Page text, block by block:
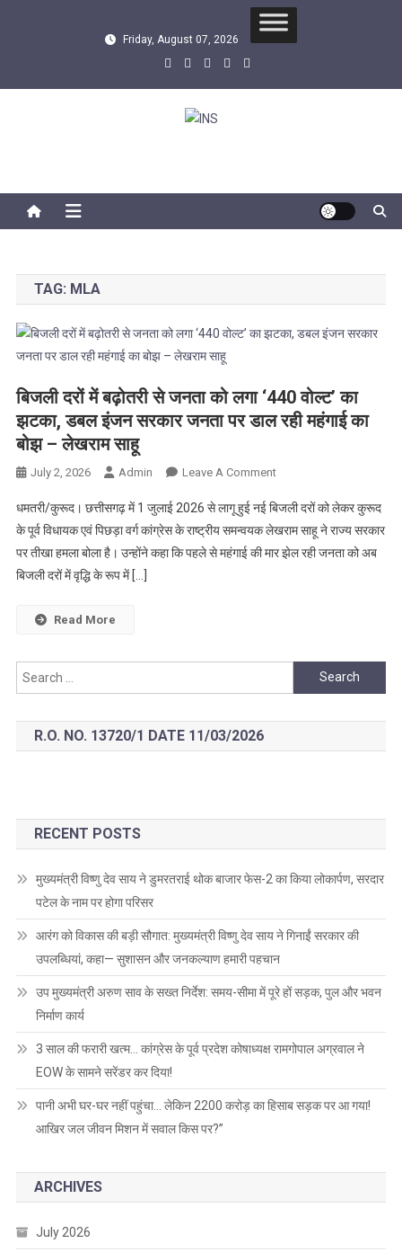
Friday, August 07, 2026
TAG: MLA
बिजली दरों में बढ़ोतरी से जनता को लगा ‘440 वोल्ट’ का
झटका, डबल इंजन सरकार जनता पर डाल रही महंगाई का
बोझ – लेखराम साहू
July 2, 2026 Admin Leave A CommentOn
दरों
में
बढ़ोतरी
झटका,
पर
महंगाई
बोझ
लेखराम
साहू
धमतरी/कुरूद। छत्तीसगढ़ में 1 जुलाई 2026 से लागू हुई नई बिजली दरों को लेकर कुरूद
के पूर्व विधायक एवं पिछड़ा वर्ग कांग्रेस के राष्ट्रीय समन्वयक लेखराम साहू ने राज्य सरकार
पर तीखा हमला बोला है। उन्होंने कहा कि पहले से महंगाई की मार झेल रही जनता को अब
बिजली दरों में वृद्धि के रूप में […]
Read More
Search
for:
R.O. NO. 13720/1 DATE 11/03/2026
RECENT POSTS
मुख्यमंत्री विष्णु देव साय ने डुमरतराई थोक बाजार फेस-2 का किया लोकार्पण, सरदार
पटेल के नाम पर होगा परिसर
आरंग को विकास की बड़ी सौगात: मुख्यमंत्री विष्णु देव साय ने गिनाईं सरकार की
उपलब्धियां, कहा— सुशासन और जनकल्याण हमारी पहचान
उप मुख्यमंत्री अरुण साव के सख्त निर्देश: समय-सीमा में पूरे हों सड़क, पुल और भवन
निर्माण कार्य
3 साल की फरारी खत्म… कांग्रेस के पूर्व प्रदेश कोषाध्यक्ष रामगोपाल अग्रवाल ने
EOW के सामने सरेंडर कर दिया!
पानी अभी घर-घर नहीं पहुंचा… लेकिन 2200 करोड़ का हिसाब सड़क पर आ गया!
आखिर जल जीवन मिशन में सवाल किस पर?”
ARCHIVES
July 2026